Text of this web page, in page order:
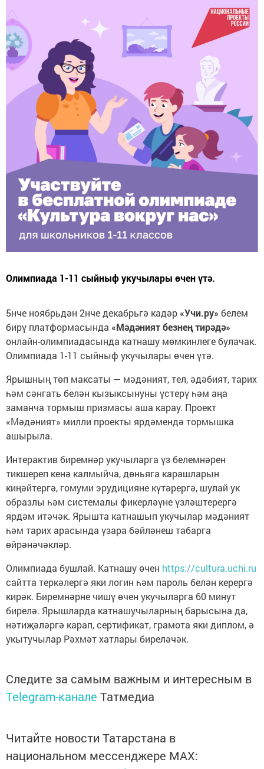
Олимпиада 1-11 сыйныф укучылары өчен үтә.
5нче ноябрьдән 2нче декабрьгә кадәр «Учи.ру» белем
бирү платформасында «Мәдәният безнең тирәдә»
онлайн-олимпиадасында катнашу мөмкинлеге булачак.
Олимпиада 1-11 сыйныф укучылары өчен үтә.
Ярышның төп максаты — мәдәният, тел, әдәбият, тарих
һәм сәнгать белән кызыксынуны үстерү һәм аңа
заманча тормыш призмасы аша карау. Проект
«Мәдәният» милли проекты ярдәмендә тормышка
ашырыла.
Интерактив биремнәр укучыларга үз белемнәрен
тикшереп кенә калмыйча, дөньяга карашларын
киңәйтергә, гомуми эрудицияне күтәрергә, шулай ук
образлы һәм системалы фикерләүне үзләштерергә
ярдәм итәчәк. Ярышта катнашып укучылар мәдәният
һәм тарих арасында үзара бәйләнеш табарга
өйрәнәчәкләр.
Олимпиада бушлай. Катнашу өчен https://cultura.uchi.ru
сайтта теркәлергә яки логин һәм пароль белән керергә
кирәк. Биремнәрне чишү өчен укучыларга 60 минут
бирелә. Ярышларда катнашучыларның барысына да,
нәтиҗәләргә карап, сертификат, грамота яки диплом, ә
укытучылар Рәхмәт хатлары биреләчәк.
Следите за самым важным и интересным в
Telegram-канале Татмедиа
Читайте новости Татарстана в
национальном мессенджере MАХ: